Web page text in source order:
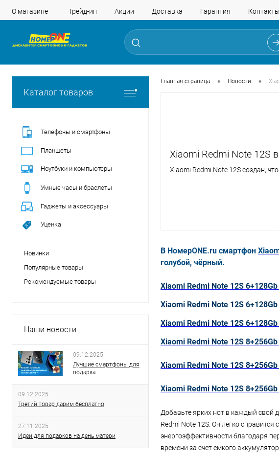
О магазине Трейд-ин Акции Доставка Гарантия Контакты
Каталог товаров
Телефоны и смартфоны
Планшеты
Ноутбуки и компьютеры
Умные часы и браслеты
Гаджеты и аксессуары
Уценка
Новинки
Популярные товары
Рекомендуемые товары
Наши новости
09.12.2025
Лучшие смартфоны для
подарка
09.12.2025
Третий товар дарим бесплатно
27.11.2025
Идеи для подарков на день матери
Главная страница • Новости •
Xiaomi Redmi Note 12S
Xiaomi Redmi Note 12S создан,
В НомерONE.ru смартфон
голубой, чёрный.
Xiaomi Redmi Note 12S
Xiaomi Redmi Note 12S
Xiaomi Redmi Note 12S
Xiaomi Redmi Note 12S
Xiaomi Redmi Note 12S
Xiaomi Redmi Note 12S
Добавьте ярких нот в каждый
Redmi Note 12S. Он легко
энергоэффективности благодаря
времени за счет емкого